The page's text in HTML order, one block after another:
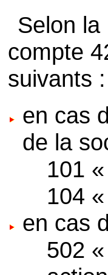
Selon la
compte
suivants :
en cas
de la
101
104
en cas
502